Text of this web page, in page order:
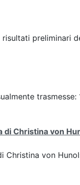
preliminari
di Christina von
Christina von